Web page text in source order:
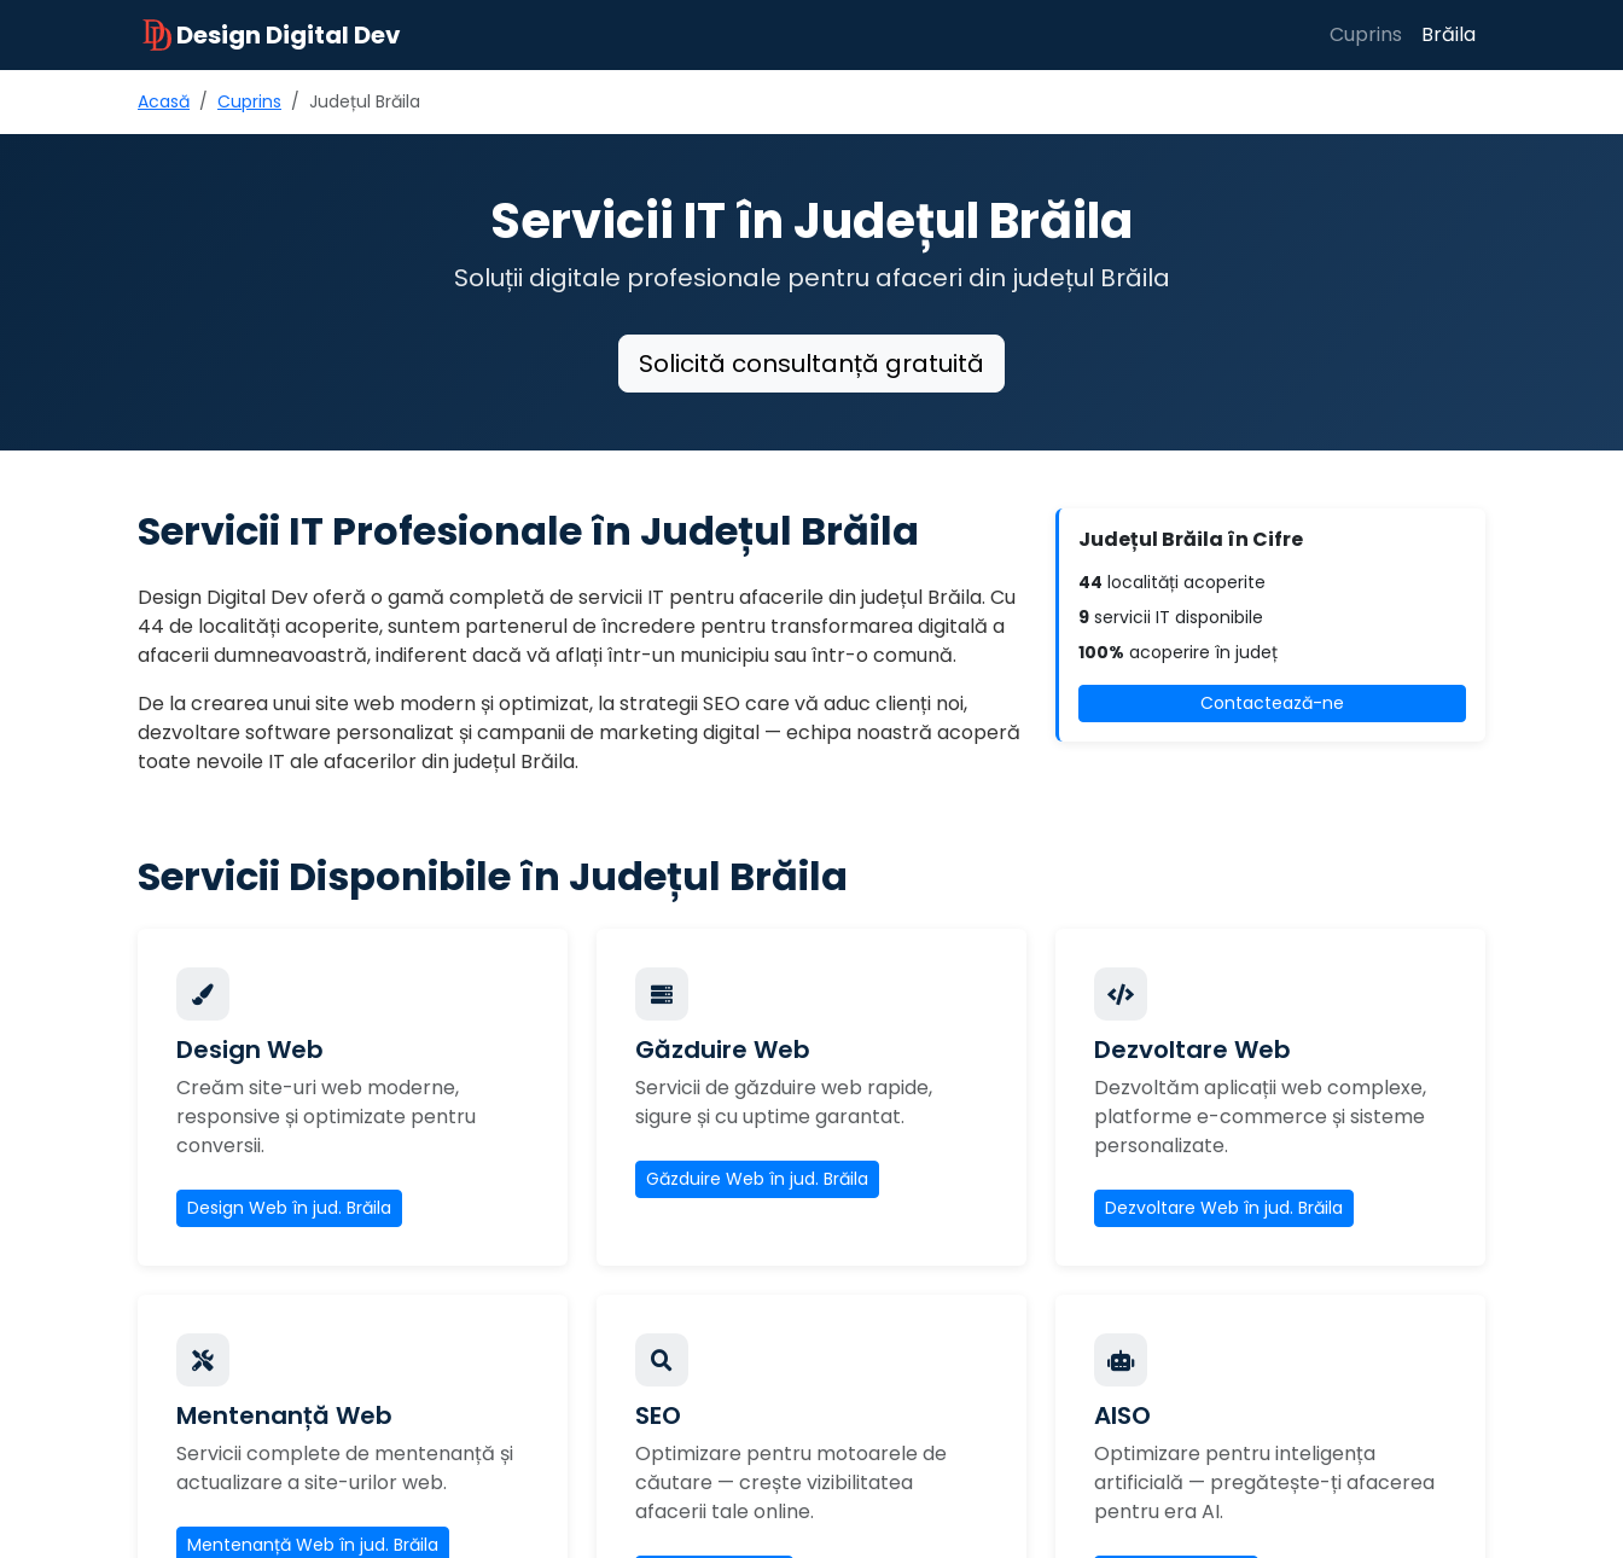
Design Digital Dev Cuprins Brăila
Acasă Cuprins Județul Brăila
Servicii IT în Județul Brăila
Soluții digitale profesionale pentru afaceri din județul Brăila
Solicită consultanță gratuită
Servicii IT Profesionale în Județul Brăila
Design Digital Dev oferă o gamă completă de servicii IT pentru afacerile din județul Brăila. Cu
44 de localități acoperite, suntem partenerul de încredere pentru transformarea digitală a
afacerii dumneavoastră, indiferent dacă vă aflați într-un municipiu sau într-o comună.
De la crearea unui site web modern și optimizat, la strategii SEO care vă aduc clienți noi,
dezvoltare software personalizat și campanii de marketing digital — echipa noastră acoperă
toate nevoile IT ale afacerilor din județul Brăila.
Județul Brăila în Cifre
44 localități acoperite
9 servicii IT disponibile
100% acoperire în județ
Contactează-ne
Servicii Disponibile în Județul Brăila
Design Web
Creăm site-uri web moderne,
responsive și optimizate pentru
conversii.
Design Web în jud. Brăila
Găzduire Web
Servicii de găzduire web rapide,
sigure și cu uptime garantat.
Găzduire Web în jud. Brăila
Dezvoltare Web
Dezvoltăm aplicații web complexe,
platforme e-commerce și sisteme
personalizate.
Dezvoltare Web în jud. Brăila
Mentenanță Web
Servicii complete de mentenanță și
actualizare a site-urilor web.
Mentenanță Web în jud. Brăila
SEO
Optimizare pentru motoarele de
căutare — crește vizibilitatea
afacerii tale online.
AISO
Optimizare pentru inteligența
artificială — pregătește-ți afacerea
pentru era AI.